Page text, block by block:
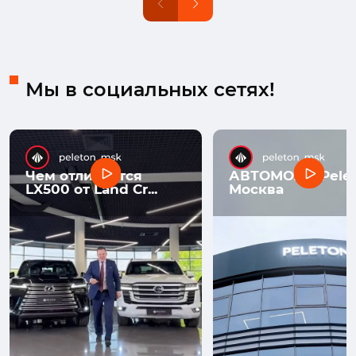
Мы в социальных сетях!
Чем отличается
LX500 от Land Cr...
АВТОМОЛЛ
Москва